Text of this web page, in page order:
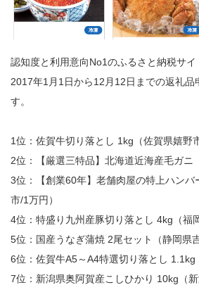
認知度と利用意向No1のふるさと納税サイ
2017年1月1日から12月12日までの返礼品
す。
1位：佐賀牛切り落とし 1kg（佐賀県嬉野
2位：【厳選三特品】北海道近海産毛ガニ
3位：【創業60年】老舗肉屋の特上ハンバ
市/1万円）
4位：特盛り九州産豚切り落とし 4kg（福
5位：国産うなぎ蒲焼 2尾セット（静岡県
6位：佐賀牛A5～A4特選切り落とし 1.1kg
7位：新潟県奥阿賀産こしひかり 10kg（新